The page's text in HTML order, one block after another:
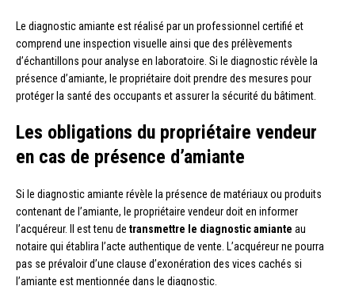
Le diagnostic amiante est réalisé par un professionnel certifié et
comprend une inspection visuelle ainsi que des prélèvements
d’échantillons pour analyse en laboratoire. Si le diagnostic révèle la
présence d’amiante, le propriétaire doit prendre des mesures pour
protéger la santé des occupants et assurer la sécurité du bâtiment.
Les obligations du propriétaire vendeur
en cas de présence d’amiante
Si le diagnostic amiante révèle la présence de matériaux ou produits
contenant de l’amiante, le propriétaire vendeur doit en informer
l’acquéreur. Il est tenu de transmettre le diagnostic amiante au
notaire qui établira l’acte authentique de vente. L’acquéreur ne pourra
pas se prévaloir d’une clause d’exonération des vices cachés si
l’amiante est mentionnée dans le diagnostic.